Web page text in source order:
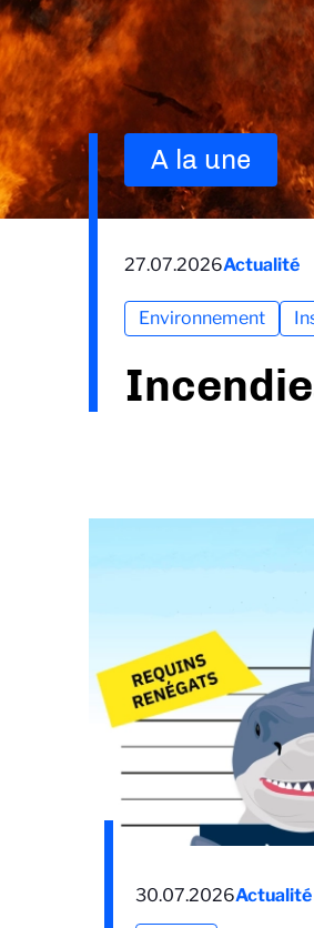
A la une
27.07.2026Actualité
Environnement
30.07.2026Actualité